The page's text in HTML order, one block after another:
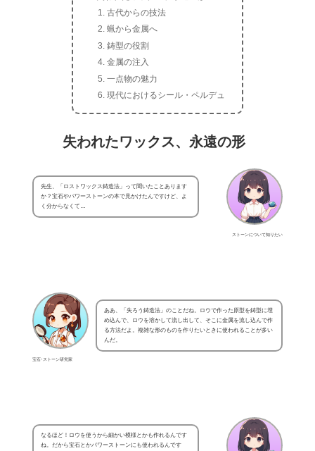
古代からの技法
蝋から金属へ
鋳型の役割
金属の注入
一点物の魅力
現代におけるシール・ペルデュ
失われたワックス、永遠の形
ストーンについて知りたい
先生、「ロストワックス鋳造法」って聞いたことあります
か？宝石やパワーストーンの本で見かけたんですけど、よ
く分からなくて…
宝石･ストーン研究家
ああ、「失ろう鋳造法」のことだね。ロウで作った原型を鋳型に埋
め込んで、ロウを溶かして流し出して、そこに金属を流し込んで作
る方法だよ。複雑な形のものを作りたいときに使われることが多い
んだ。
なるほど！ロウを使うから細かい模様とかも作れるんです
ね。だから宝石とかパワーストーンにも使われるんです